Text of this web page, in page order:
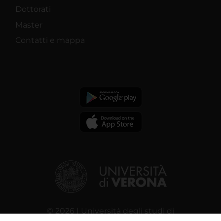
Dottorati
Master
Contatti e mappa
© 2026 | Università degli studi di